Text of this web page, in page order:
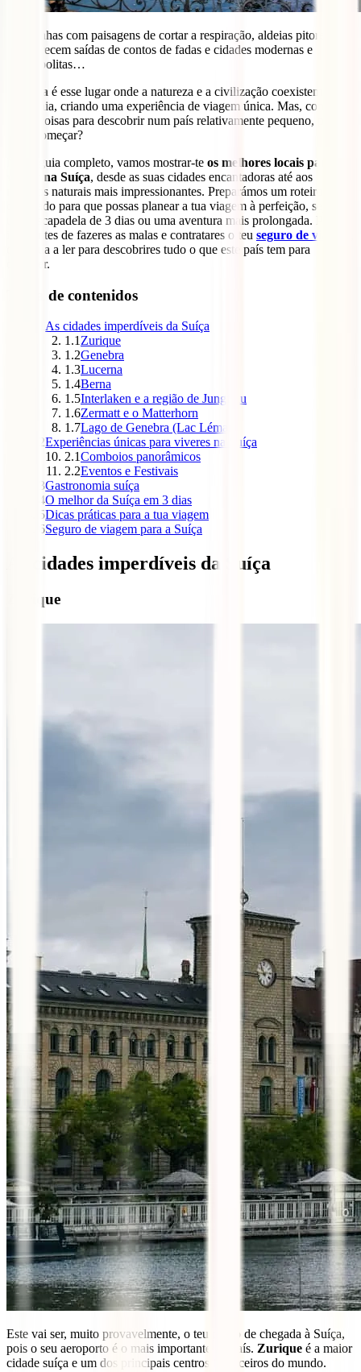
Montanhas com paisagens de cortar a respiração, aldeias pitorescas
que parecem saídas de contos de fadas e cidades modernas e
cosmopolitas…
Suíça é esse lugar onde a natureza e a civilização coexistem em
harmonia, criando uma experiência de viagem única. Mas, com
tantas coisas para descobrir num país relativamente pequeno, por
onde começar?
Neste guia completo, vamos mostrar-te os melhores locais para
visitar na Suíça, desde as suas cidades encantadoras até aos
recantos naturais mais impressionantes. Preparámos um roteiro
detalhado para que possas planear a tua viagem à perfeição, seja
uma escapadela de 3 dias ou uma aventura mais prolongada. Por
isso, antes de fazeres as malas e contratares o teu seguro de viagem
continua a ler para descobrires tudo o que este país tem para
oferecer.
Tabla de contenidos
As cidades imperdíveis da Suíça
1.1Zurique
1.2Genebra
1.3Lucerna
1.4Berna
1.5Interlaken e a região de Jungfrau
1.6Zermatt e o Matterhorn
1.7Lago de Genebra (Lac Léman)
2Experiências únicas para viveres na Suíça
2.1Comboios panorâmicos
2.2Eventos e Festivais
3Gastronomia suíça
4O melhor da Suíça em 3 dias
5Dicas práticas para a tua viagem
6Seguro de viagem para a Suíça
As cidades imperdíveis da Suíça
Zurique
Este vai ser, muito provavelmente, o teu ponto de chegada à Suíça,
pois o seu aeroporto é o mais importante do país. Zurique é a maior
cidade suíça e um dos principais centros financeiros do mundo.